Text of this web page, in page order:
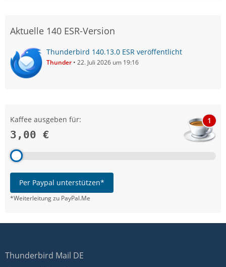
Aktuelle 140 ESR-Version
Thunderbird 140.13.0 ESR veröffentlicht
Thunder 22. Juli 2026 um 19:16
Kaffee ausgeben für:
3,00 €
1
Per Paypal unterstützen*
*Weiterleitung zu PayPal.Me
Thunderbird Mail DE